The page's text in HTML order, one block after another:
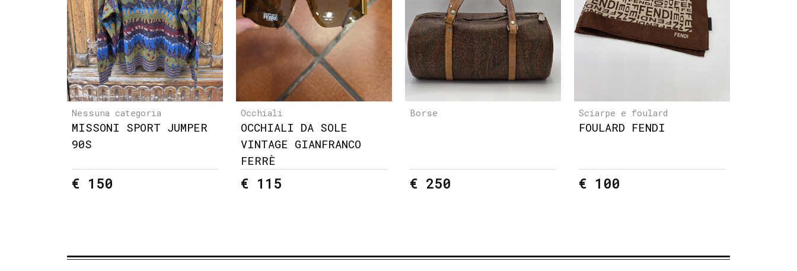
Nessuna categoria
MISSONI SPORT JUMPER
90S
€ 150
Occhiali
OCCHIALI DA SOLE
VINTAGE GIANFRANCO
FERRÈ
€ 115
Borse
€ 250
Sciarpe e foulard
FOULARD FENDI
€ 100